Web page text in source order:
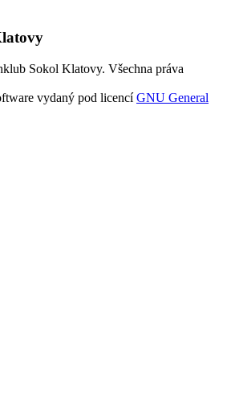
Sokol Klatovy. Všechna práva
vydaný pod licencíGNU General